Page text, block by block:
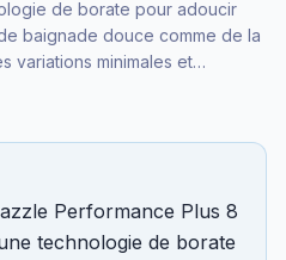
de borate pour adoucir
baignade douce comme de la
variations minimales et
Performance Plus 8
technologie de borate